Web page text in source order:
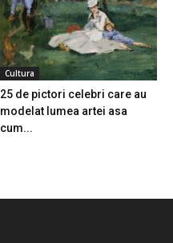
Cultura
25 de pictori celebri care au
modelat lumea artei asa
cum...